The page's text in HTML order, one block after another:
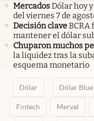
MercadosDólar hoy
del viernes 7 de
Decisión claveBCRA
mantener el dólar
Chuparon muchos
la liquidez tras la
esquema monetario
Dólar Dólar Blue
Fintech Merval